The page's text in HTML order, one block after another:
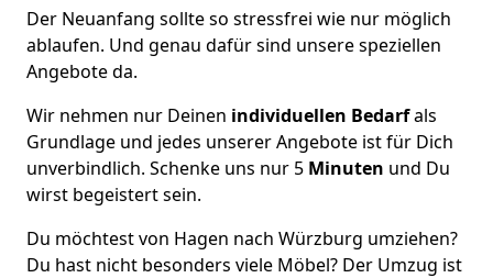
Der Neuanfang sollte so stressfrei wie nur möglich
ablaufen. Und genau dafür sind unsere speziellen
Angebote da.
Wir nehmen nur Deinen individuellen Bedarfals
Grundlage und jedes unserer Angebote ist für Dich
unverbindlich. Schenke uns nur 5 Minuten und Du
wirst begeistert sein.
Du möchtest von Hagen nach Würzburg umziehen?
Du hast nicht besonders viele Möbel? Der Umzug ist